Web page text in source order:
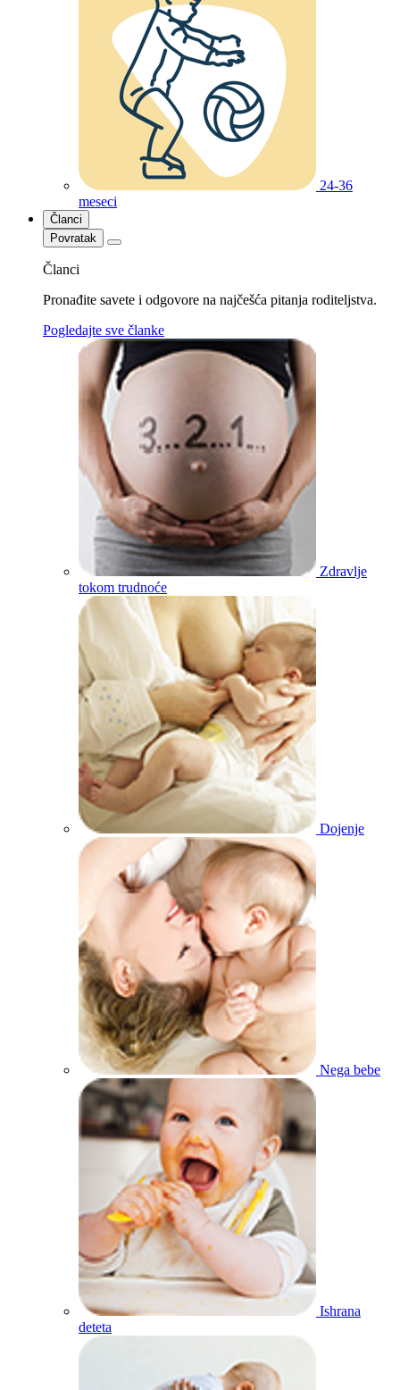
24-36
meseci
Članci
Povratak
Članci
Pronađite savete i odgovore na najčešća pitanja roditeljstva.
Pogledajte sve članke
Zdravlje
tokom trudnoće
Dojenje
Nega bebe
Ishrana
deteta